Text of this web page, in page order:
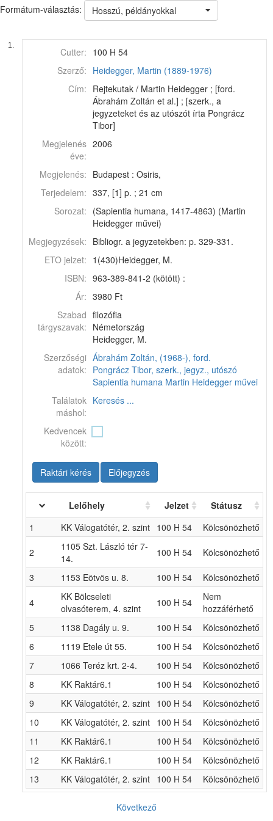
Formátum-választás: Hosszú, példányokkal
1.
Cutter: 100 H 54
Szerző: Heidegger, Martin (1889-1976)
Cím: Rejtekutak / Martin Heidegger ; [ford.
Ábrahám Zoltán et al.] ; [szerk., a
jegyzeteket és az utószót írta Pongrácz
Tibor]
Megjelenés
éve:
2006
Megjelenés: Budapest : Osiris,
Terjedelem: 337, [1] p. ; 21 cm
Sorozat: (Sapientia humana, 1417-4863) (Martin
Heidegger művei)
Megjegyzések: Bibliogr. a jegyzetekben: p. 329-331.
ETO jelzet: 1(430)Heidegger, M.
ISBN: 963-389-841-2 (kötött) :
Ár: 3980 Ft
Szabad
tárgyszavak:
filozófia
Németország
Heidegger, M.
Szerzőségi
adatok:
Ábrahám Zoltán, (1968-), ford.
Pongrácz Tibor, szerk., jegyz., utószó
Sapientia humana Martin Heidegger művei
Találatok
máshol:
Keresés ...
Kedvencek
között:
Raktári kérés Előjegyzés
Lelőhely Jelzet
Státusz
1
KK Válogatótér, 2. szint 100 H 54 Kölcsönözhető
2
1105 Szt. László tér 7-
14.
100 H 54 Kölcsönözhető
3 1153 Eötvös u. 8. 100 H 54 Kölcsönözhető
4
KK Bölcseleti
olvasóterem, 4. szint
100 H 54
Nem
hozzáférhető
5
1138 Dagály u. 9. 100 H 54
Kölcsönözhető
6
1119 Etele út 55. 100 H 54
Kölcsönözhető
7
1066 Teréz krt. 2-4. 100 H 54
Kölcsönözhető
8
KK Raktár6.1 100 H 54
Kölcsönözhető
9
KK Válogatótér, 2. szint 100 H 54
Kölcsönözhető
10
KK Válogatótér, 2. szint 100 H 54
Kölcsönözhető
11
KK Raktár6.1 100 H 54
Kölcsönözhető
12
KK Raktár6.1 100 H 54
Kölcsönözhető
13
KK Válogatótér, 2. szint 100 H 54 Kölcsönözhető
Következő